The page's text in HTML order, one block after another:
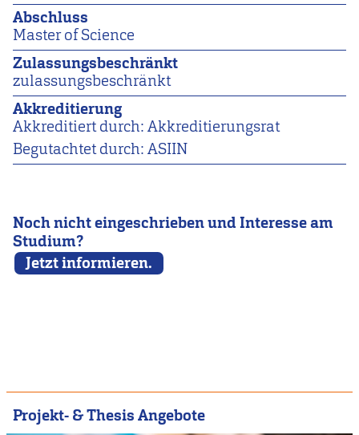
Abschluss
Master of Science
Zulassungsbeschränkt
zulassungsbeschränkt
Akkreditierung
Akkreditiert durch: Akkreditierungsrat
Begutachtet durch: ASIIN
Noch nicht eingeschrieben und Interesse am
Studium?
Jetzt informieren.
Projekt- & Thesis Angebote